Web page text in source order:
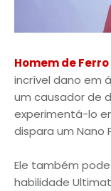
Homem de Ferro
incrível dano em
um causador de
experimentá-lo
dispara um Nano
Ele também
habilidade